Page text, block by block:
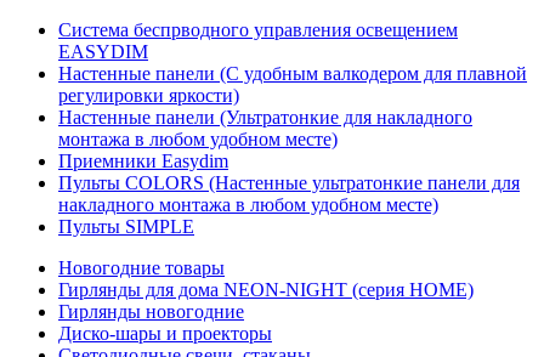
Система беспрводного управления освещением
EASYDIM
Настенные панели (С удобным валкодером для плавной
регулировки яркости)
Настенные панели (Ультратонкие для накладного
монтажа в любом удобном месте)
Приемники Easydim
Пульты COLORS (Настенные ультратонкие панели для
накладного монтажа в любом удобном месте)
Пульты SIMPLE
Новогодние товары
Гирлянды для дома NEON-NIGHT (серия HOME)
Гирлянды новогодние
Диско-шары и проекторы